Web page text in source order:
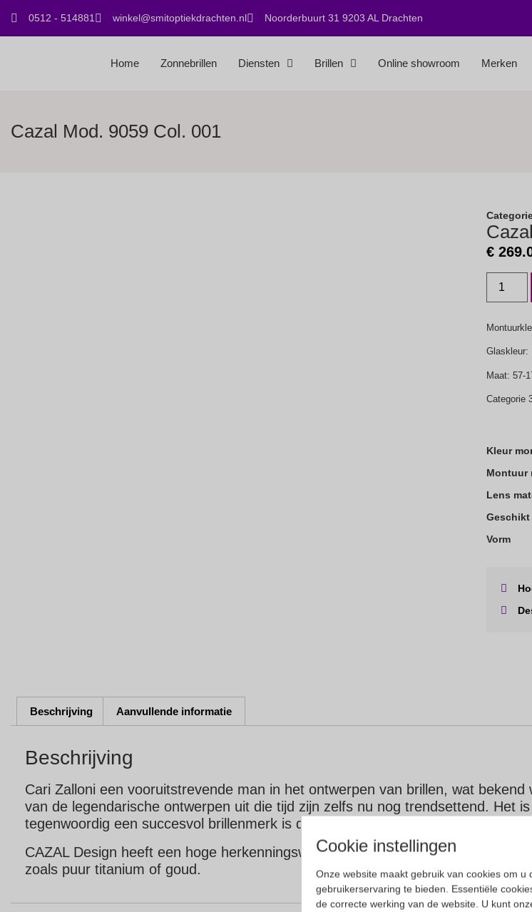
0512 - 514881 winkel@smitoptiekdrachten.nl Noorderbuurt 31 9203 AL Drachten
Home Zonnebrillen Diensten Brillen Online showroom Merken
Cazal Mod. 9059 Col. 001
€
Glaskleur:
Maat: 57-
Categorie
Kleur
Montuur
Lens
Vorm
Beschrijving Aanvullende informatie
Beschrijving
Cari Zalloni een vooruitstrevende man in het ontwerpen van brillen, wat
van de legendarische ontwerpen uit die tijd zijn zelfs nu nog trendsettend. Het
tegenwoordig een succesvol brillenmerk is dat geliefd is bij brildragers over de
CAZAL Design heeft een hoge herkenningswaarde is vaak opvallend en altijd
zoals puur titanium of goud.
Cookie instellingen
Onze website maakt gebruik van cookies om u
gebruikerservaring te bieden. Essentiële
de correcte werking van de website. U kunt